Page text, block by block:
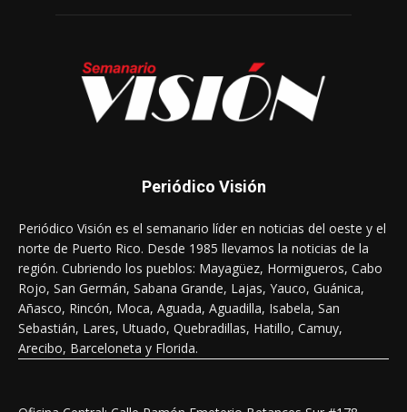
Periódico Visión
Periódico Visión es el semanario líder en noticias del oeste y el
norte de Puerto Rico. Desde 1985 llevamos la noticias de la
región. Cubriendo los pueblos: Mayagüez, Hormigueros, Cabo
Rojo, San Germán, Sabana Grande, Lajas, Yauco, Guánica,
Añasco, Rincón, Moca, Aguada, Aguadilla, Isabela, San
Sebastián, Lares, Utuado, Quebradillas, Hatillo, Camuy,
Arecibo, Barceloneta y Florida.